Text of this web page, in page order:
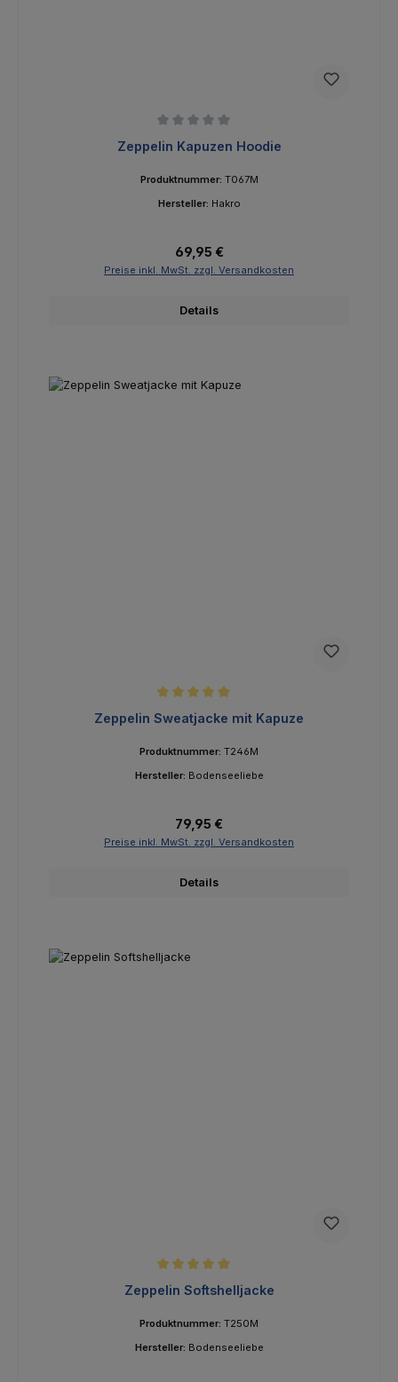
Durchschnittliche Bewertung von 0 von 5 Sternen
Zeppelin Kapuzen Hoodie
Produktnummer: T067M
Hersteller: Hakro
Regulärer Preis:
69,95 €
Preise inkl. MwSt. zzgl. Versandkosten
Details
Durchschnittliche Bewertung von 5 von 5 Sternen
Zeppelin Sweatjacke mit Kapuze
Produktnummer: T246M
Hersteller: Bodenseeliebe
Regulärer Preis:
79,95 €
Preise inkl. MwSt. zzgl. Versandkosten
Details
Durchschnittliche Bewertung von 5 von 5 Sternen
Zeppelin Softshelljacke
Produktnummer: T250M
Hersteller: Bodenseeliebe